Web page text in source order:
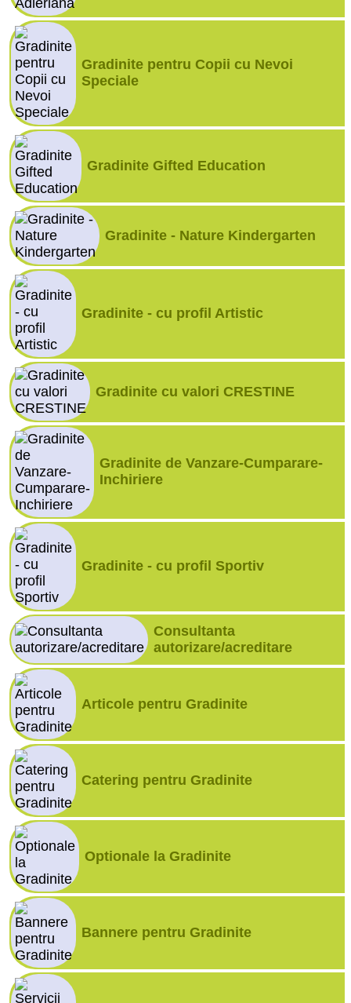
Gradinite pentru Copii cu Nevoi
Speciale
Gradinite Gifted Education
Gradinite - Nature Kindergarten
Gradinite - cu profil Artistic
Gradinite cu valori CRESTINE
Gradinite de Vanzare-Cumparare-
Inchiriere
Gradinite - cu profil Sportiv
Consultanta
autorizare/acreditare
Articole pentru Gradinite
Catering pentru Gradinite
Optionale la Gradinite
Bannere pentru Gradinite